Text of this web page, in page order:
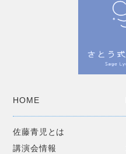
HOME
佐藤青児とは
講演会情報